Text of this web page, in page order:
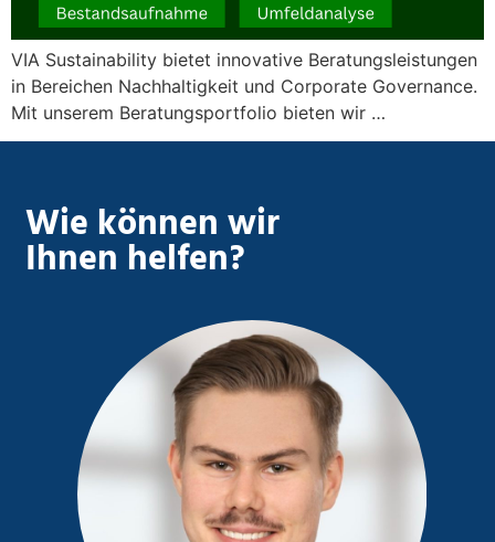
VIA Sustainability bietet innovative Beratungsleistungen
in Bereichen Nachhaltigkeit und Corporate Governance.
Mit unserem Beratungsportfolio bieten wir …
Wie können wir
Ihnen helfen?